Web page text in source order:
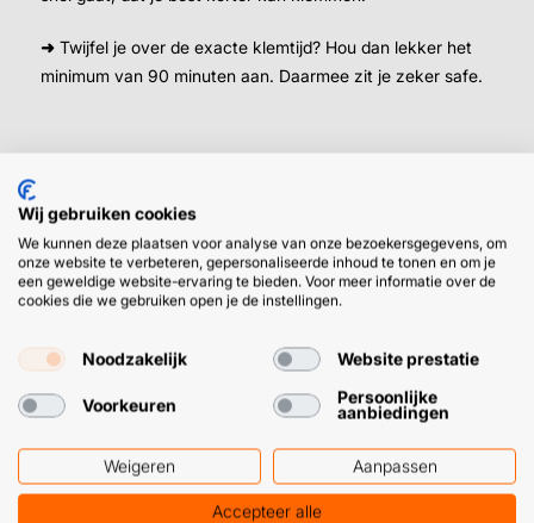
➜ Twijfel je over de exacte klemtijd? Hou dan lekker het
minimum van 90 minuten aan. Daarmee zit je zeker safe.
HULP OF ADVIES NODIG?
+31 (0) 85 303
+31 (0) 6 11
12 09 51
BETAAL
Wij gebruiken cookies
We kunnen deze plaatsen voor analyse van onze bezoekersgegevens, om
onze website te verbeteren, gepersonaliseerde inhoud te tonen en om je
een geweldige website-ervaring te bieden. Voor meer informatie over de
cookies die we gebruiken open je de instellingen.
Noodzakelijk Website prestatie
Voorkeuren
Persoonlijke
aanbiedingen
Weigeren Aanpassen
Accepteer alle